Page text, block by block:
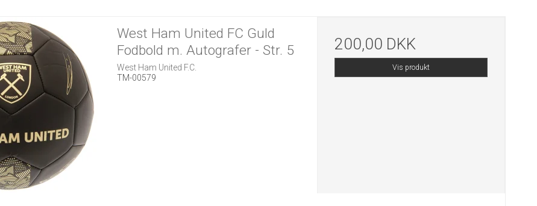
West Ham United FC Guld
Fodbold m. Autografer - Str. 5
West Ham United F.C.
TM-00579
200,00 DKK
Vis produkt